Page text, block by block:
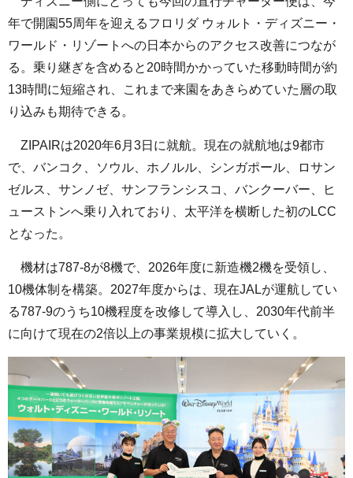
年で開園55周年を迎えるフロリダ ウォルト・ディズニー・
ワールド・リゾートへの日本からのアクセス改善につなが
る。乗り継ぎを含めると20時間かかっていた移動時間が約
13時間に短縮され、これまで来園をあきらめていた層の取
り込みも期待できる。
ZIPAIRは2020年6月3日に就航。現在の就航地は9都市
で、バンコク、ソウル、ホノルル、シンガポール、ロサン
ゼルス、サンノゼ、サンフランシスコ、バンクーバー、ヒ
ューストンへ乗り入れており、太平洋を横断した初のLCC
となった。
機材は787-8が8機で、2026年度に新造機2機を受領し、
10機体制を構築。2027年度からは、現在JALが運航してい
る787-9のうち10機程度を改修して導入し、2030年代前半
に向けて現在の2倍以上の事業規模に拡大していく。